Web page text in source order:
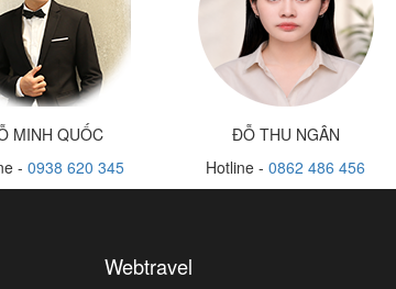
MINH QUỐC
- 0938 620 345
ĐỖ THU NGÂN
Hotline -0862 486 456
Webtravel